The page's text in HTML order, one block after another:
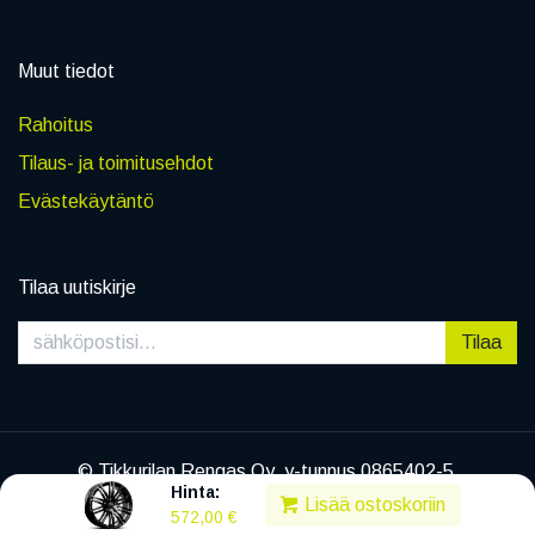
Hinta:
572,00 €
Lisää ostoskoriin
Muut tiedot
Rahoitus
Tilaus- ja toimitusehdot
Evästekäytäntö
Tilaa uutiskirje
Tilaa
© Tikkurilan Rengas Oy, y-tunnus 0865402-5
|Tietosuojaseloste